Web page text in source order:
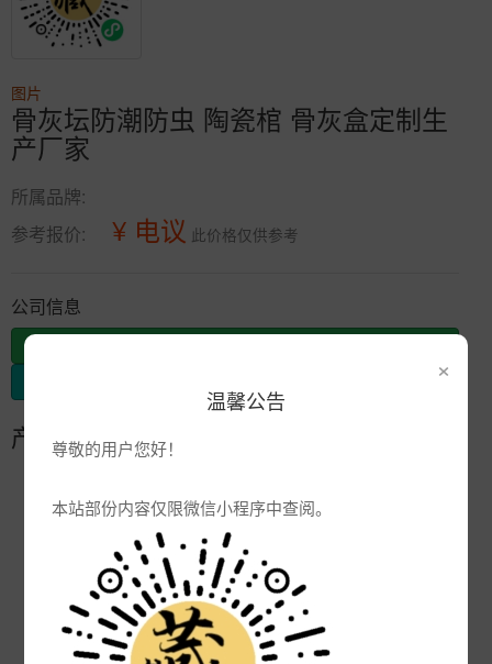
×
温馨公告
尊敬的用户您好！
本站部份内容仅限微信小程序中查阅。
图片
骨灰坛防潮防虫 陶瓷棺 骨灰盒定制生
产厂家
所属品牌:
参考报价:
¥ 电议 此价格仅供参考
公司信息
产品参数
品牌:
景德镇
3567
厂商:
陶瓷杯子定制厂家